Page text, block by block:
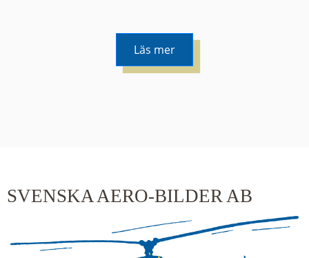
Läs mer
SVENSKA AERO-BILDER AB